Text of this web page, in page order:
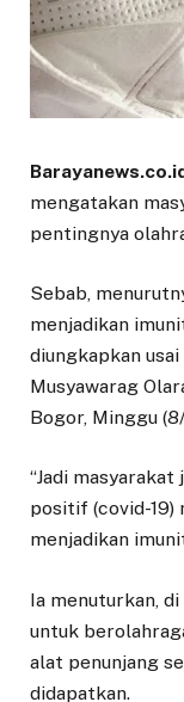
mengatakan
pentingnya
Sebab,
menjadikan
diungkapkan
Musyawarag
Bogor, Minggu
“Jadi masyarakat
positif (covid-19)
menjadikan
Ia menuturkan,
untuk
alat penunjang
didapatkan.